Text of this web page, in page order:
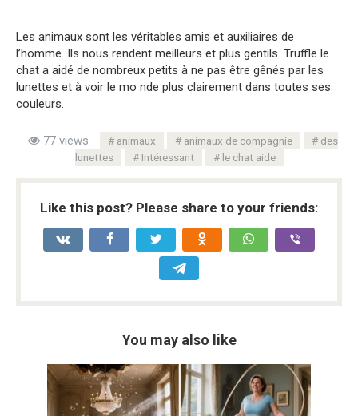
Les animaux sont les véritables amis et auxiliaires de
l’homme. Ils nous rendent meilleurs et plus gentils. Truffle le
chat a aidé de nombreux petits à ne pas être gênés par les
lunettes et à voir le mo nde plus clairement dans toutes ses
couleurs.
77 views animaux animaux de compagnie
des
lunettes
Intéressant le chat aide
Like this post? Please share to your friends:
You may also like